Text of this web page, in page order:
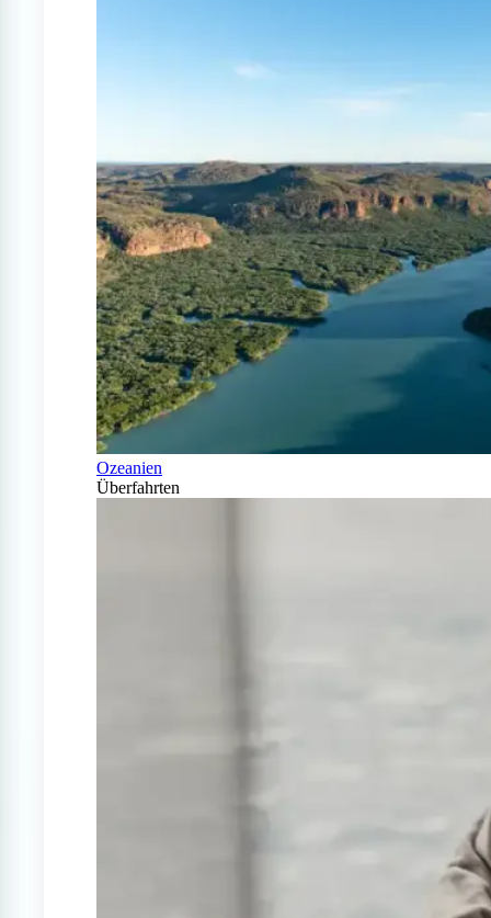
Ozeanien
Überfahrten